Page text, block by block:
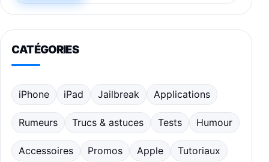
CATÉGORIES
iPhone iPad Jailbreak Applications
Rumeurs Trucs & astuces Tests Humour
Accessoires Promos Apple Tutoriaux